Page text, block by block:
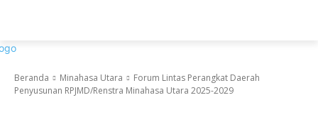
Beranda Minahasa Utara
Forum Lintas Perangkat Daerah
Penyusunan RPJMD/Renstra Minahasa Utara 2025-2029